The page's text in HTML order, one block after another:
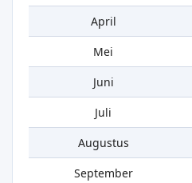
April
Mei
Juni
Juli
Augustus
September